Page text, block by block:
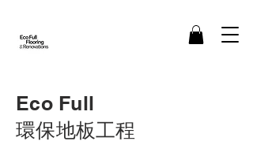
Eco Full
環保地板工程